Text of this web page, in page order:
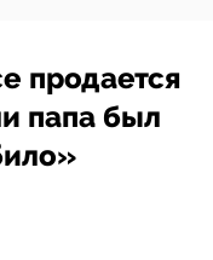
продается
папа был